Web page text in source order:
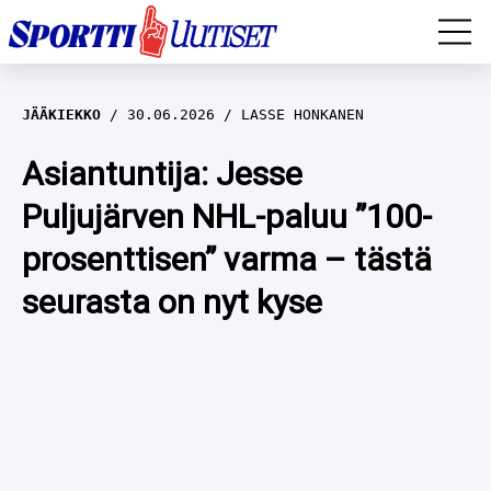
EM-YLEISURHEILU
JÄÄKIEKKO
YLEISURHEILU
WILMA HELTELÄ
TALVILAJIT
JÄÄKIEKKO 30.06.2026 LASSE HONKANEN
Asiantuntija: Jesse
Puljujärven NHL-paluu ”100-
prosenttisen” varma – tästä
seurasta on nyt kyse